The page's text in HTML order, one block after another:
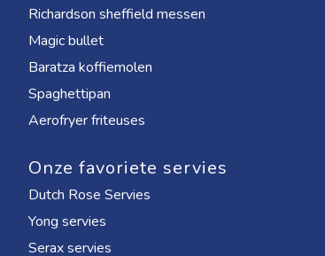
Richardson sheffield messen
Magic bullet
Baratza koffiemolen
Spaghettipan
Aerofryer friteuses
Onze favoriete servies
Dutch Rose Servies
Yong servies
Serax servies